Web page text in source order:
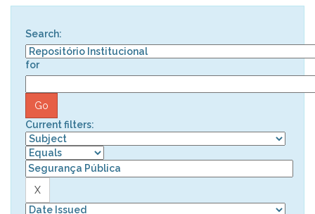
Search:
for
Current filters: